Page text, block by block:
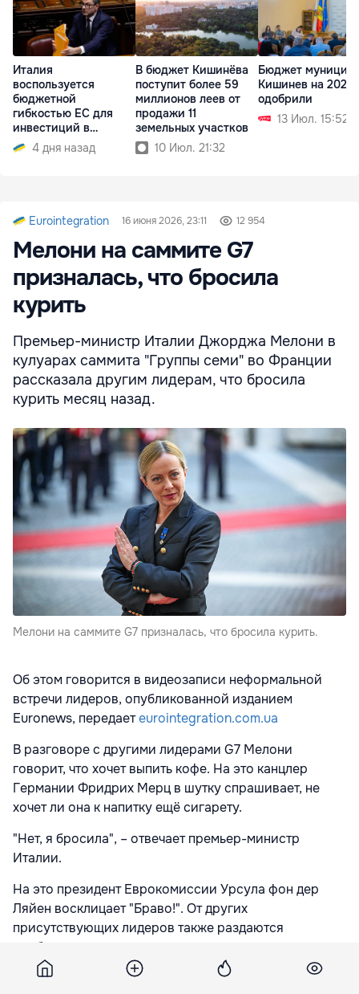
Италия
воспользуется
бюджетной
гибкостью ЕС для
инвестиций в
энергетику и оборону
4 дня назад
В бюджет Кишинёва
поступит более 59
миллионов леев от
продажи 11
земельных участков
10 Июл. 21:32
Бюджет
Кишинев на 2026
одобрили
13 Июл. 15:52
Eurointegration 16 июня 2026, 23:11 12 954
Мелони на саммите G7
призналась, что бросила
курить
Премьер-министр Италии Джорджа Мелони в
кулуарах саммита "Группы семи" во Франции
рассказала другим лидерам, что бросила
курить месяц назад.
Мелони на саммите G7 призналась, что бросила курить.
Об этом говорится в видеозаписи неформальной
встречи лидеров, опубликованной изданием
Euronews, передаетeurointegration.com.ua
В разговоре с другими лидерами G7 Мелони
говорит, что хочет выпить кофе. На это канцлер
Германии Фридрих Мерц в шутку спрашивает, не
хочет ли она к напитку ещё сигарету.
"Нет, я бросила", – отвечает премьер-министр
Италии.
На это президент Еврокомиссии Урсула фон дер
Ляйен восклицает "Браво!". От других
присутствующих лидеров также раздаются
одобрительные возгласы.
Глава итальянского правительства рассказала, что